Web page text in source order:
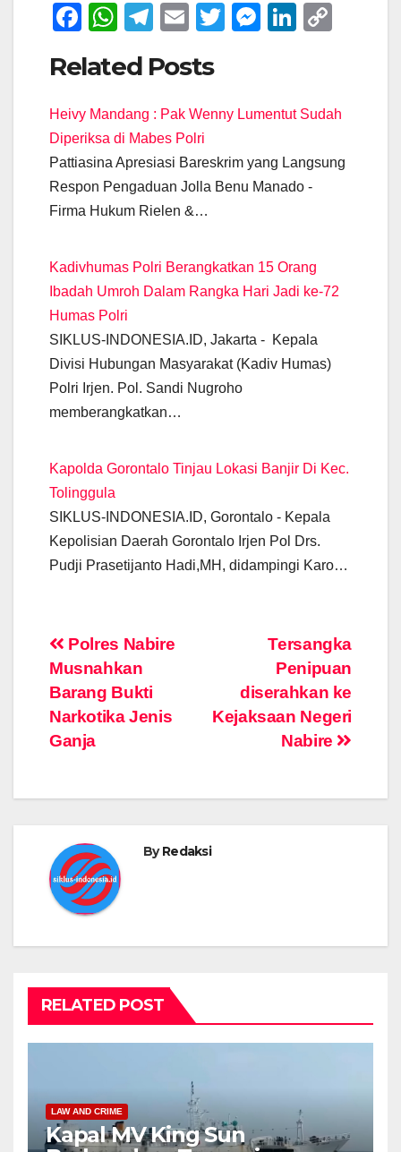
F
c
e
b
o
o
k
W
at
s
A
p
p
T
e
gr
a
m
E
ail
T
er
M
e
g
er
Li
e
n
y
n
Related Posts
Heivy Mandang : Pak Wenny Lumentut Sudah
Diperiksa di Mabes Polri
Pattiasina Apresiasi Bareskrim yang Langsung
Respon Pengaduan Jolla Benu Manado -
Firma Hukum Rielen &…
Kadivhumas Polri Berangkatkan 15 Orang
Ibadah Umroh Dalam Rangka Hari Jadi ke-72
Humas Polri
SIKLUS-INDONESIA.ID, Jakarta - Kepala
Divisi Hubungan Masyarakat (Kadiv Humas)
Polri Irjen. Pol. Sandi Nugroho
memberangkatkan…
Kapolda Gorontalo Tinjau Lokasi Banjir Di Kec.
Tolinggula
SIKLUS-INDONESIA.ID, Gorontalo - Kepala
Kepolisian Daerah Gorontalo Irjen Pol Drs.
Pudji Prasetijanto Hadi,MH, didampingi Karo…
Post
navigation
Tersangka
Penipuan
diserahkan ke
Kejaksaan Negeri
Nabire
Polres Nabire
Musnahkan
Barang Bukti
Narkotika Jenis
Ganja
ByRedaksi
RELATED POST
LAW AND CRIME
Kapal MV King Sun